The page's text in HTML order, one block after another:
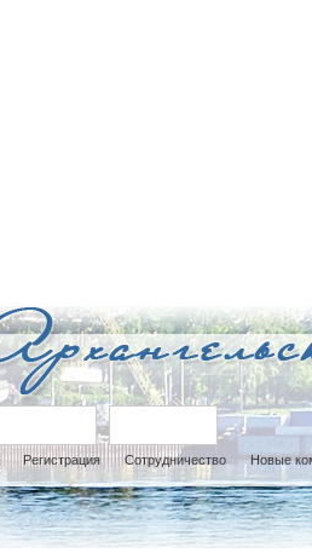
Регистрация Сотрудничество Новые